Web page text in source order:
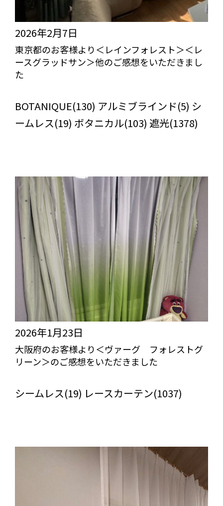
2026年2月7日
東京都のお客様より＜レインフォレスト＞＜レ
ースグラッドサン＞他のご感想をいただきまし
た
BOTANIQUE(130) アルミブラインド(5) シ
ームレス(19) ボタニカル(103) 遮光(1378)
2026年1月23日
大阪府のお客様より＜ヴァーグ フォレストグ
リーン＞のご感想をいただきました
シームレス(19) レースカーテン(1037)